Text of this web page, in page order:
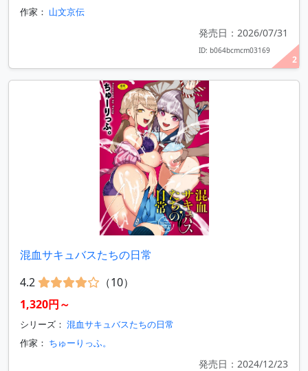
2
作家： 山文京伝
発売日：2026/07/31
ID: b064bcmcm03169
混血サキュバスたちの日常
4.2
（10）
1,320円～
シリーズ： 混血サキュバスたちの日常
作家： ちゅーりっふ。
発売日：2024/12/23